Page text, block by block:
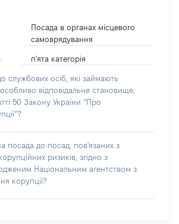
Посада в органах місцевого
самоврядування
п'ята категорія
службових осіб, які займають
особливо відповідальне становище,
50 Закону України “Про
посада до посад, пов'язаних з
ризиків, згідно з
Національним агентством з
корупції?